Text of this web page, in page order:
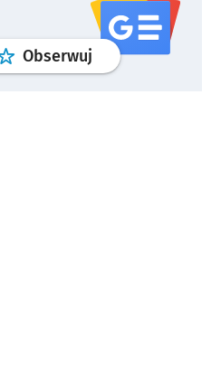
Obserwuj profilgoogle news